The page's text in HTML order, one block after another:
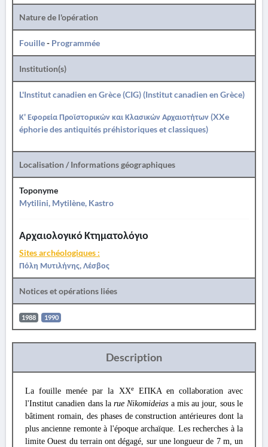
Nature de l'opération
Fouille- Programmée
Institution(s)
L'Institut canadien en Grèce (CIG) (Institut canadien en Grèce)
Κ' Εφορεία Προϊστορικών και Κλασικών Αρχαιοτήτων (XXe
éphorie des antiquités préhistoriques et classiques)
Localisation / Informations géographiques
Toponyme
Mytilini, Mytilène, Kastro
Αρχαιολογικό Κτηματολόγιο
Sites archéologiques :
Πόλη Μυτιλήνης, Λέσβος
Notices et opérations liées
1988 1990
Description
La fouille menée par la XXeΕΠΚΑ en collaboration avec
l'Institut canadien dans larue Nikomideias a mis au jour, sous le
bâtiment romain, des phases de construction antérieures dont la
plus ancienne remonte à l'époque archaïque. Les recherches à la
limite Ouest du terrain ont dégagé, sur une longueur de 7 m, un